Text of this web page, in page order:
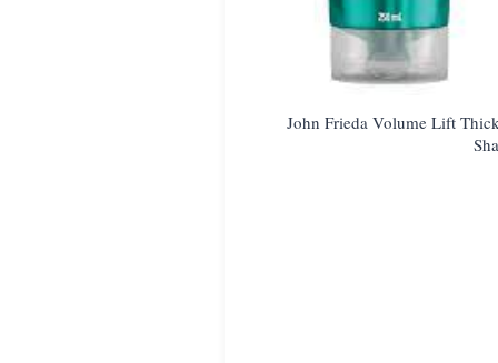
John Frieda Volume Lift